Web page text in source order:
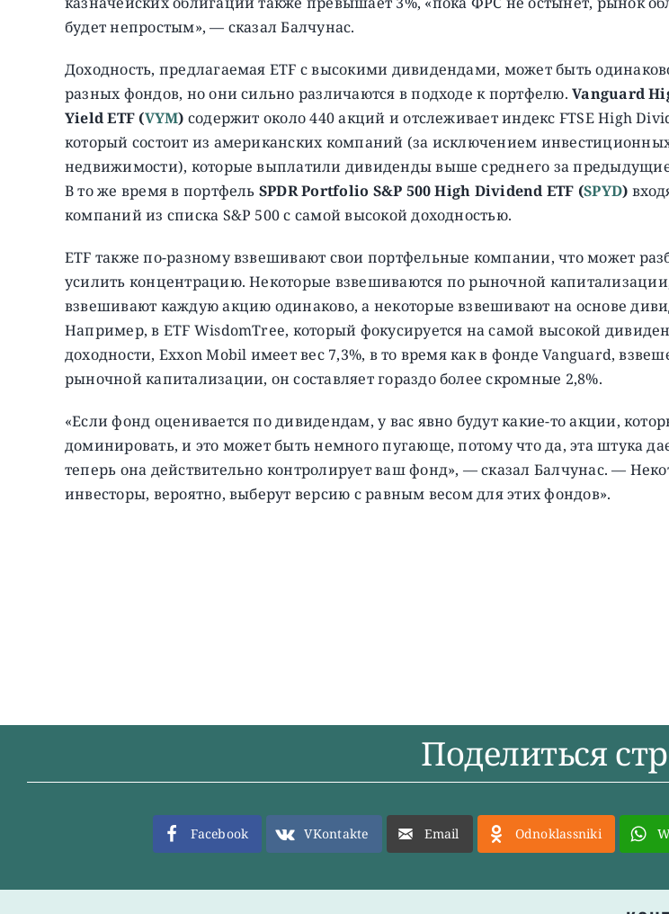
будет непростым», — сказал Балчунас.
Доходность, предлагаемая ETF с высокими дивидендами, может быть
разных фондов, но они сильно различаются в подходе к портфелю.Vanguard
Yield ETF (VYM) содержит около 440 акций и отслеживает индекс FTSE High
который состоит из американских компаний (за исключением
недвижимости), которые выплатили дивиденды выше среднего за
В то же время в портфель SPDR Portfolio S&P 500 High Dividend ETF (SPYD)
компаний из списка S&P 500 с самой высокой доходностью.
ETF также по-разному взвешивают свои портфельные компании, что может
усилить концентрацию. Некоторые взвешиваются по рыночной
взвешивают каждую акцию одинаково, а некоторые взвешивают на основе
Например, в ETF WisdomTree, который фокусируется на самой высокой
доходности, Exxon Mobil имеет вес 7,3%, в то время как в фонде Vanguard,
рыночной капитализации, он составляет гораздо более скромные 2,8%.
«Если фонд оценивается по дивидендам, у вас явно будут какие-то акции,
доминировать, и это может быть немного пугающе, потому что да, эта штука
теперь она действительно контролирует ваш фонд», — сказал Балчунас. —
инвесторы, вероятно, выберут версию с равным весом для этих фондов».
Поделиться
Facebook VKontakte Email Odnoklassniki